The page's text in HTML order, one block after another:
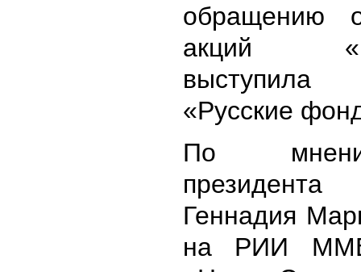
обращению
акций
«Русские
По
Геннадия
на РИИ